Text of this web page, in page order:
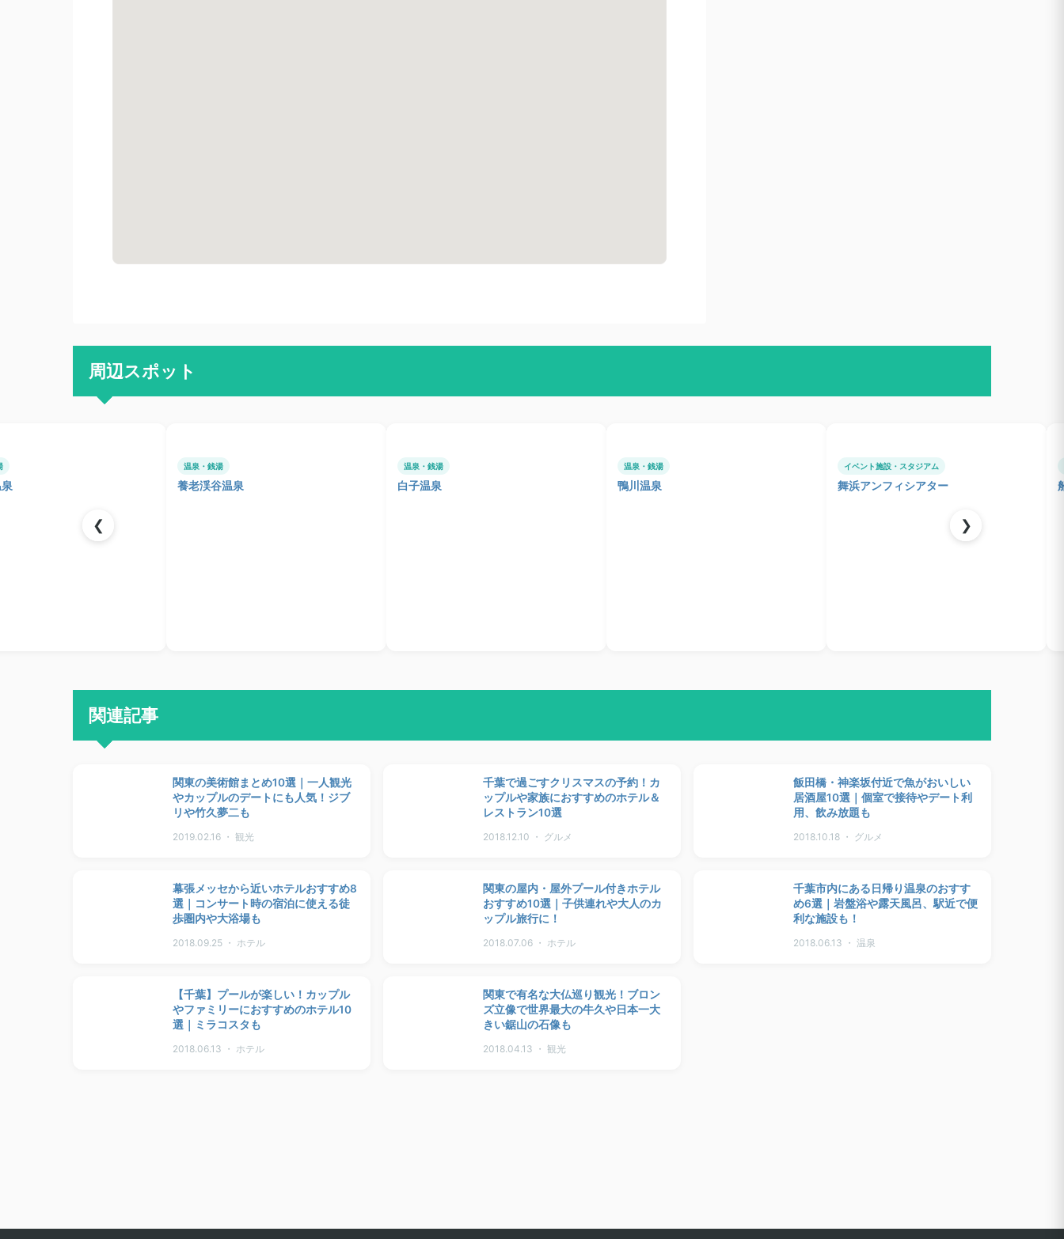
周辺スポット
温泉・銭湯
養老渓谷温泉
温泉・銭湯
白子温泉
温泉・銭湯
鴨川温泉
イベント施設・スタジアム
舞浜アンフィシアター
❮ ❯
関連記事
関東の美術館まとめ10選｜一人観光
やカップルのデートにも人気！ジブ
リや竹久夢二も
2019.02.16 ・ 観光
千葉で過ごすクリスマスの予約！カ
ップルや家族におすすめのホテル＆
レストラン10選
2018.12.10 ・ グルメ
飯田橋・神楽坂付近で魚がおいしい
居酒屋10選｜個室で接待やデート利
用、飲み放題も
2018.10.18 ・ グルメ
幕張メッセから近いホテルおすすめ8
選｜コンサート時の宿泊に使える徒
歩圏内や大浴場も
2018.09.25 ・ ホテル
関東の屋内・屋外プール付きホテル
おすすめ10選｜子供連れや大人のカ
ップル旅行に！
2018.07.06 ・ ホテル
千葉市内にある日帰り温泉のおすす
め6選｜岩盤浴や露天風呂、駅近で便
利な施設も！
2018.06.13 ・ 温泉
【千葉】プールが楽しい！カップル
やファミリーにおすすめのホテル10
選｜ミラコスタも
2018.06.13 ・ ホテル
関東で有名な大仏巡り観光！ブロン
ズ立像で世界最大の牛久や日本一大
きい鋸山の石像も
2018.04.13 ・ 観光